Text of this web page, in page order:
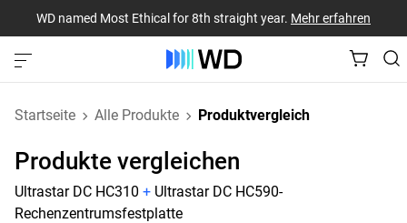
WD named Most Ethical for 8th straight year. Mehr erfahren
Startseite Alle Produkte Produktvergleich
Produkte vergleichen
Ultrastar DC HC310 + Ultrastar DC HC590-
Rechenzentrumsfestplatte